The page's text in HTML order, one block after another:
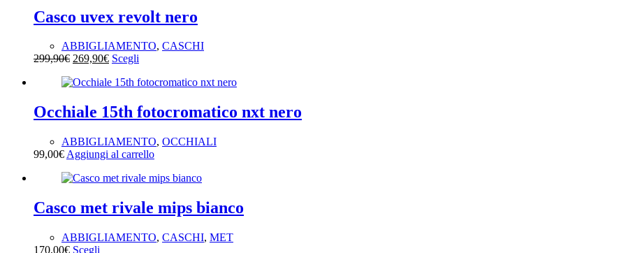
Casco uvex revolt nero
ABBIGLIAMENTO, CASCHI
299,90€ 269,90€ Scegli
Occhiale 15th fotocromatico nxt nero
ABBIGLIAMENTO, OCCHIALI
99,00€ Aggiungi al carrello
Casco met rivale mips bianco
ABBIGLIAMENTO, CASCHI, MET
170,00€ Scegli